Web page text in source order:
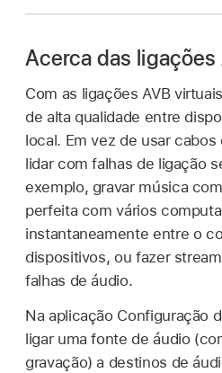
Acerca das
Com as ligações AVB
de alta qualidade entre
local. Em vez de usar
lidar com falhas de ligação
exemplo, gravar música
perfeita com vários
instantaneamente entre o
dispositivos, ou fazer
falhas de áudio.
Na aplicação Configuração
ligar uma fonte de áudio
gravação) a destinos de